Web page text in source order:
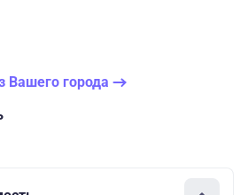
Вашего города